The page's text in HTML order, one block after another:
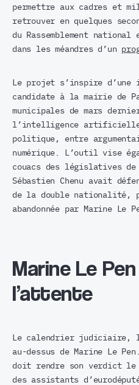
permettre aux cadres et
retrouver en quelques
du Rassemblement
dans les méandres d’un
Le projet s’inspire
candidate à la mairie de
municipales de mars
l’intelligence artificielle
politique, entre
numérique. L’outil vise
couacs des législatives de
Sébastien Chenu avait
de la double nationalité,
abandonnée par Marine Le
Marine Le
l’attente
Le calendrier judiciaire,
au-dessus de Marine Le
doit rendre son verdict
des assistants